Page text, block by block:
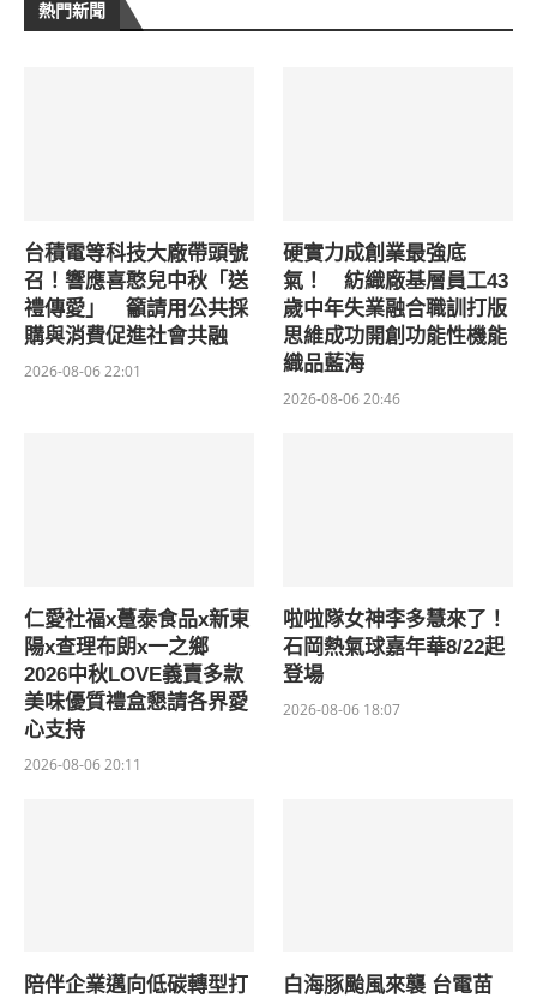
熱門新聞
台積電等科技大廠帶頭號
召！響應喜憨兒中秋「送
禮傳愛」 籲請用公共採
購與消費促進社會共融
2026-08-06 22:01
硬實力成創業最強底
氣！ 紡織廠基層員工43
歲中年失業融合職訓打版
思維成功開創功能性機能
織品藍海
2026-08-06 20:46
仁愛社福x躉泰食品x新東
陽x查理布朗x一之鄉
2026中秋LOVE義賣多款
美味優質禮盒懇請各界愛
心支持
2026-08-06 20:11
啦啦隊女神李多慧來了！
石岡熱氣球嘉年華8/22起
登場
2026-08-06 18:07
陪伴企業邁向低碳轉型打
白海豚颱風來襲 台電苗